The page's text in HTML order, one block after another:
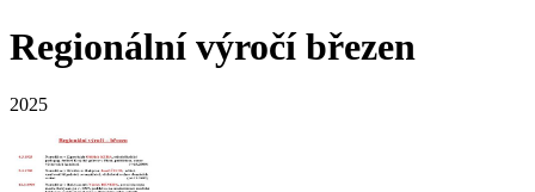
Regionální výročí březen
2025